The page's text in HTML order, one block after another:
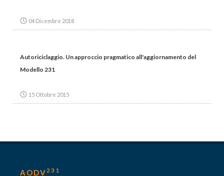
04 Dicembre 2018
Autoriciclaggio. Un approccio pragmatico all'aggiornamento del
Modello 231
15 Ottobre 2015
AODV 231